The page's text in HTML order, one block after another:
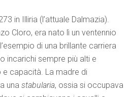
in Illiria (l’attuale Dalmazia).
Cloro, era nato lì un ventennio
di una brillante carriera
incarichi sempre più alti e
e capacità. La madre di
una stabularia, ossia si occupava